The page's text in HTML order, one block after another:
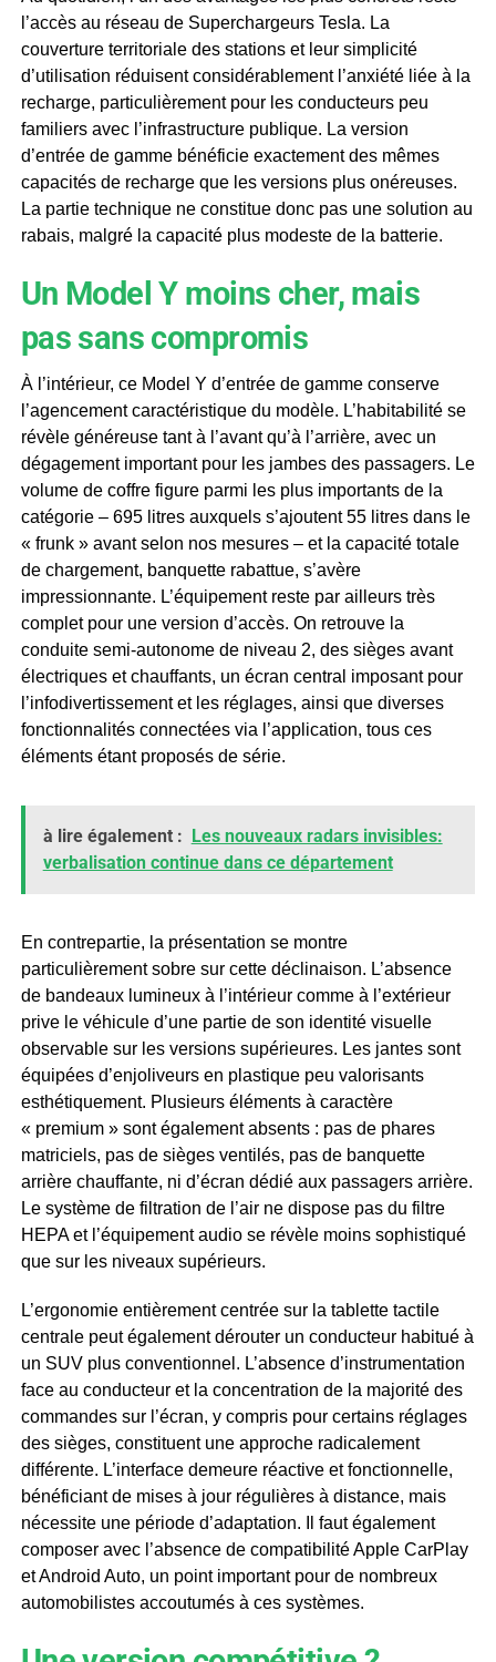
l’accès au réseau de Superchargeurs Tesla. La
couverture territoriale des stations et leur simplicité
d’utilisation réduisent considérablement l’anxiété liée à la
recharge, particulièrement pour les conducteurs peu
familiers avec l’infrastructure publique. La version
d’entrée de gamme bénéficie exactement des mêmes
capacités de recharge que les versions plus onéreuses.
La partie technique ne constitue donc pas une solution au
rabais, malgré la capacité plus modeste de la batterie.
Un Model Y moins cher, mais
pas sans compromis
À l’intérieur, ce Model Y d’entrée de gamme conserve
l’agencement caractéristique du modèle. L’habitabilité se
révèle généreuse tant à l’avant qu’à l’arrière, avec un
dégagement important pour les jambes des passagers. Le
volume de coffre figure parmi les plus importants de la
catégorie – 695 litres auxquels s’ajoutent 55 litres dans le
« frunk » avant selon nos mesures – et la capacité totale
de chargement, banquette rabattue, s’avère
impressionnante. L’équipement reste par ailleurs très
complet pour une version d’accès. On retrouve la
conduite semi-autonome de niveau 2, des sièges avant
électriques et chauffants, un écran central imposant pour
l’infodivertissement et les réglages, ainsi que diverses
fonctionnalités connectées via l’application, tous ces
éléments étant proposés de série.
à lire également : Les nouveaux radars invisibles:
verbalisation continue dans ce département
En contrepartie, la présentation se montre
particulièrement sobre sur cette déclinaison. L’absence
de bandeaux lumineux à l’intérieur comme à l’extérieur
prive le véhicule d’une partie de son identité visuelle
observable sur les versions supérieures. Les jantes sont
équipées d’enjoliveurs en plastique peu valorisants
esthétiquement. Plusieurs éléments à caractère
« premium » sont également absents : pas de phares
matriciels, pas de sièges ventilés, pas de banquette
arrière chauffante, ni d’écran dédié aux passagers arrière.
Le système de filtration de l’air ne dispose pas du filtre
HEPA et l’équipement audio se révèle moins sophistiqué
que sur les niveaux supérieurs.
L’ergonomie entièrement centrée sur la tablette tactile
centrale peut également dérouter un conducteur habitué à
un SUV plus conventionnel. L’absence d’instrumentation
face au conducteur et la concentration de la majorité des
commandes sur l’écran, y compris pour certains réglages
des sièges, constituent une approche radicalement
différente. L’interface demeure réactive et fonctionnelle,
bénéficiant de mises à jour régulières à distance, mais
nécessite une période d’adaptation. Il faut également
composer avec l’absence de compatibilité Apple CarPlay
et Android Auto, un point important pour de nombreux
automobilistes accoutumés à ces systèmes.